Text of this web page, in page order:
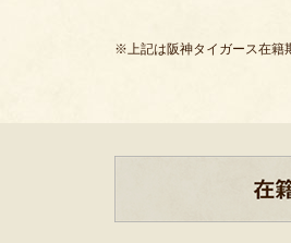
※上記は阪神タイガース在籍